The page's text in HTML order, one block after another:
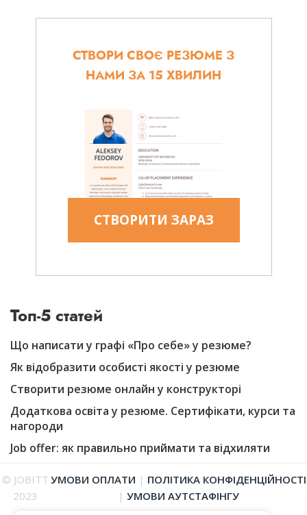
СТВОРИ СВОЄ РЕЗЮМЕ З
НАМИ ЗА 15 ХВИЛИН
СТВОРИТИ ЗАРАЗ
Топ-5 статей
Що написати у графі «Про себе» у резюме?
Як відобразити особисті якості у резюме
Створити резюме онлайн у конструкторі
Додаткова освіта у резюме. Сертифікати, курси та
нагороди
Job offer: як правильно приймати та відхиляти
© JOBITT
2023
УМОВИ ОПЛАТИ | ПОЛІТИКА КОНФІДЕНЦІЙНОСТІ
|УМОВИ АУТСТАФІНГУ